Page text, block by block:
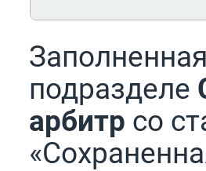
подразделе
арбитр со